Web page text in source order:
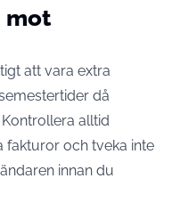
mot
att vara extra
då
alltid
fakturor och tveka inte
innan du